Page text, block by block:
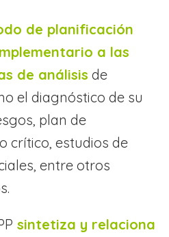
de planificación
a las
de análisis de
el diagnóstico de su
plan de
crítico, estudios de
entre otros
sintetiza y relaciona